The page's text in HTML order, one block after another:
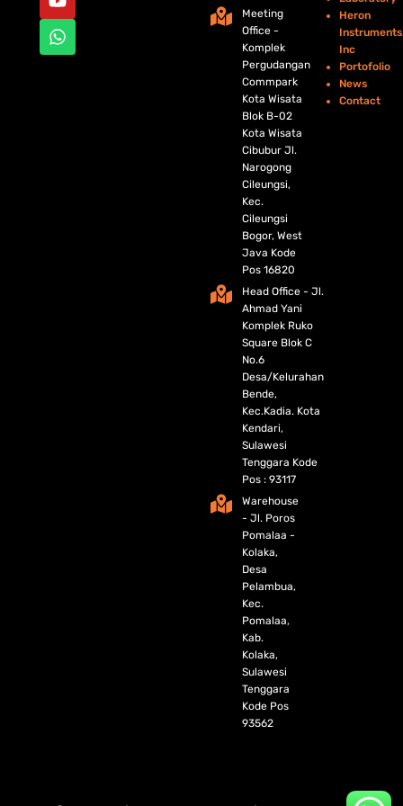
o
o
k
e
r
b
e
a
p
p
Meeting
Office -
Komplek
Pergudangan
Commpark
Kota Wisata
Blok B-02
Kota Wisata
Cibubur Jl.
Narogong
Cileungsi,
Kec.
Cileungsi
Bogor, West
Java Kode
Pos 16820
Head Office - Jl.
Ahmad Yani
Komplek Ruko
Square Blok C
No.6
Desa/Kelurahan
Bende,
Kec.Kadia. Kota
Kendari,
Sulawesi
Tenggara Kode
Pos : 93117
Warehouse
- Jl. Poros
Pomalaa -
Kolaka,
Desa
Pelambua,
Kec.
Pomalaa,
Kab.
Kolaka,
Sulawesi
Tenggara
Kode Pos
93562
Heron
Inc
Portofolio
News
Contact